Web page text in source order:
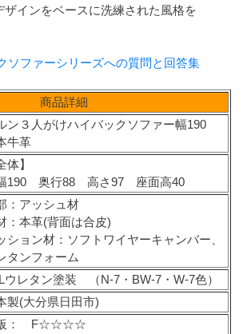
ザインをベースに洗練された風格を
ソファーシリーズへの質問と回答集
商品詳細
ン３人がけハイバックソファー幅190
牛革
体】
190 奥行88 高さ97 座面高40
：アッシュ材
：本革(背面は合皮)
ション材：ソフトワイヤーキャンバー、
タンフォーム
ウレタン塗装 （N-7・BW-7・W-7色）
製(大分県日田市)
： F☆☆☆☆